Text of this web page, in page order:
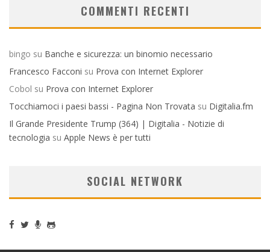
COMMENTI RECENTI
bingo su Banche e sicurezza: un binomio necessario
Francesco Facconi su Prova con Internet Explorer
Cobol su Prova con Internet Explorer
Tocchiamoci i paesi bassi - Pagina Non Trovata su Digitalia.fm
Il Grande Presidente Trump (364) | Digitalia - Notizie di
tecnologia su Apple News è per tutti
SOCIAL NETWORK